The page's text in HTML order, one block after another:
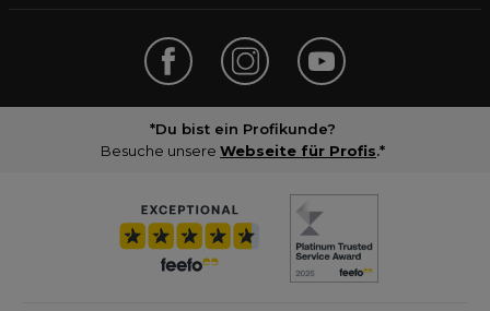
*Du bist ein Profikunde?
Besuche unsere Webseite für Profis.*